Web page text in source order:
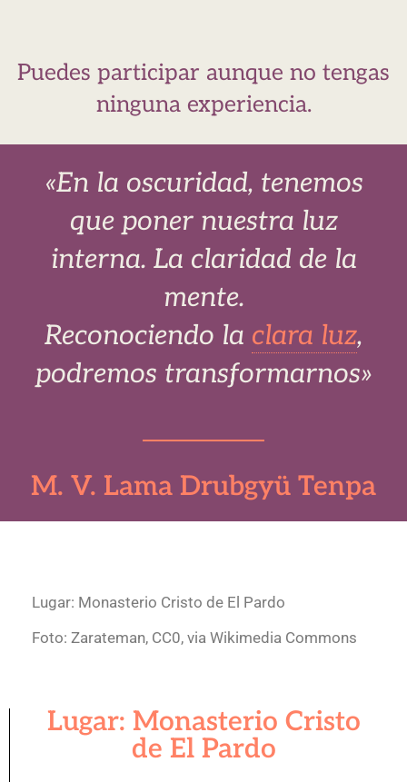
Puedes participar aunque no tengas
ninguna experiencia.
«En la oscuridad, tenemos
que poner nuestra luz
interna. La claridad de la
mente.
Reconociendo la clara luz,
podremos transformarnos»
M. V. Lama Drubgyü Tenpa
Lugar: Monasterio Cristo de El Pardo
Foto: Zarateman, CC0, via Wikimedia Commons
Lugar: Monasterio Cristo
de El Pardo